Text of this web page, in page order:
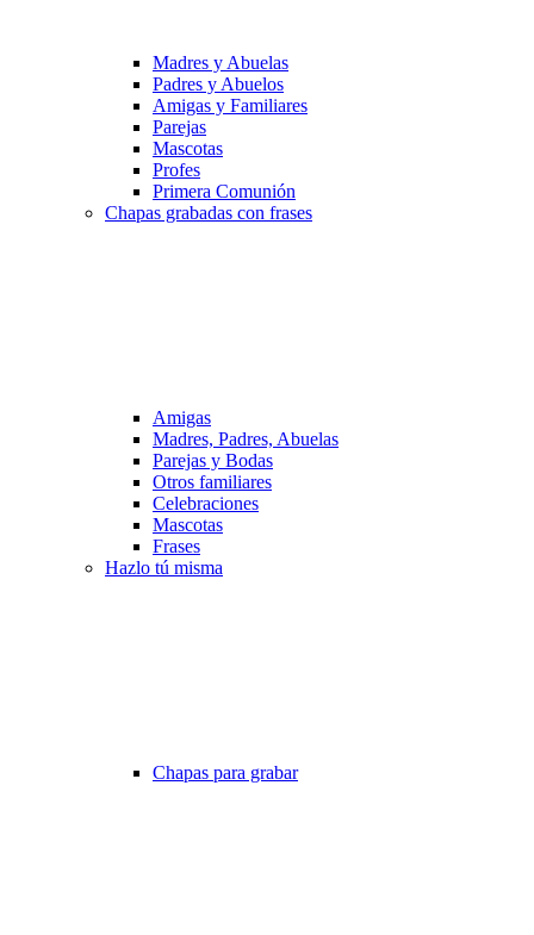
Madres y Abuelas
Padres y Abuelos
Amigas y Familiares
Parejas
Mascotas
Profes
Primera Comunión
Chapas grabadas con frases
Amigas
Madres, Padres, Abuelas
Parejas y Bodas
Otros familiares
Celebraciones
Mascotas
Frases
Hazlo tú misma
Chapas para grabar